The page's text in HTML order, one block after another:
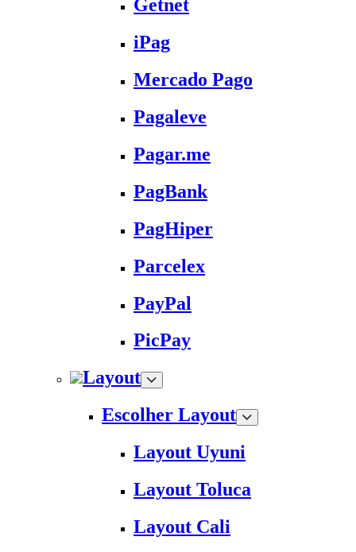
Getnet
iPag
Mercado Pago
Pagaleve
Pagar.me
PagBank
PagHiper
Parcelex
PayPal
PicPay
Layout
Escolher Layout
Layout Uyuni
Layout Toluca
Layout Cali